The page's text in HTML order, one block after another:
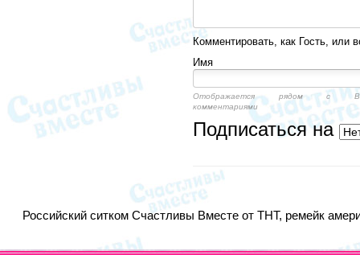
Комментировать, как Гость, или
Имя
Отображается рядом с
комментариями
Подписаться на
Российский ситком Счастливы Вместе от ТНТ, ремейк